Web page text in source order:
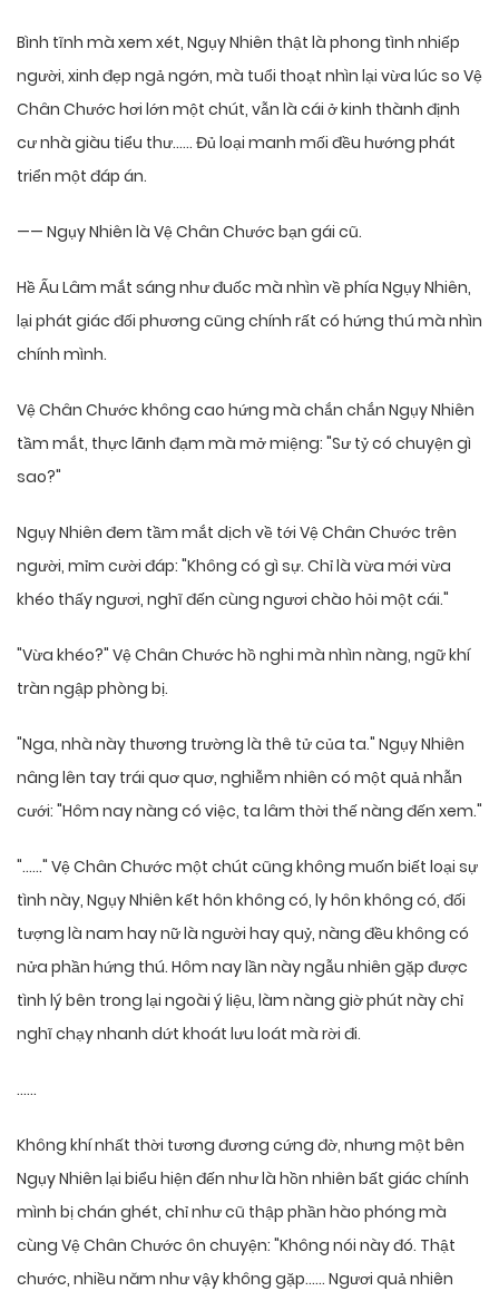
Bình tĩnh mà xem xét, Ngụy Nhiên thật là phong tình nhiếp
người, xinh đẹp ngả ngớn, mà tuổi thoạt nhìn lại vừa lúc so Vệ
Chân Chước hơi lớn một chút, vẫn là cái ở kinh thành định
cư nhà giàu tiểu thư…… Đủ loại manh mối đều hướng phát
triển một đáp án.
—— Ngụy Nhiên là Vệ Chân Chước bạn gái cũ.
Hề Ấu Lâm mắt sáng như đuốc mà nhìn về phía Ngụy Nhiên,
lại phát giác đối phương cũng chính rất có hứng thú mà nhìn
chính mình.
Vệ Chân Chước không cao hứng mà chắn chắn Ngụy Nhiên
tầm mắt, thực lãnh đạm mà mở miệng: "Sư tỷ có chuyện gì
sao?"
Ngụy Nhiên đem tầm mắt dịch về tới Vệ Chân Chước trên
người, mỉm cười đáp: "Không có gì sự. Chỉ là vừa mới vừa
khéo thấy ngươi, nghĩ đến cùng ngươi chào hỏi một cái."
"Vừa khéo?" Vệ Chân Chước hồ nghi mà nhìn nàng, ngữ khí
tràn ngập phòng bị.
"Nga, nhà này thương trường là thê tử của ta." Ngụy Nhiên
nâng lên tay trái quơ quơ, nghiễm nhiên có một quả nhẫn
cưới: "Hôm nay nàng có việc, ta lâm thời thế nàng đến xem."
"……" Vệ Chân Chước một chút cũng không muốn biết loại sự
tình này, Ngụy Nhiên kết hôn không có, ly hôn không có, đối
tượng là nam hay nữ là người hay quỷ, nàng đều không có
nửa phần hứng thú. Hôm nay lần này ngẫu nhiên gặp được
tình lý bên trong lại ngoài ý liệu, làm nàng giờ phút này chỉ
nghĩ chạy nhanh dứt khoát lưu loát mà rời đi.
……
Không khí nhất thời tương đương cứng đờ, nhưng một bên
Ngụy Nhiên lại biểu hiện đến như là hồn nhiên bất giác chính
mình bị chán ghét, chỉ như cũ thập phần hào phóng mà
cùng Vệ Chân Chước ôn chuyện: "Không nói này đó. Thật
chước, nhiều năm như vậy không gặp…… Ngươi quả nhiên